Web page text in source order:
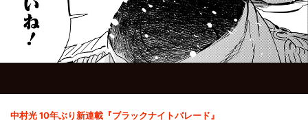
中村光 10年ぶり新連載『ブラックナイトパレード』